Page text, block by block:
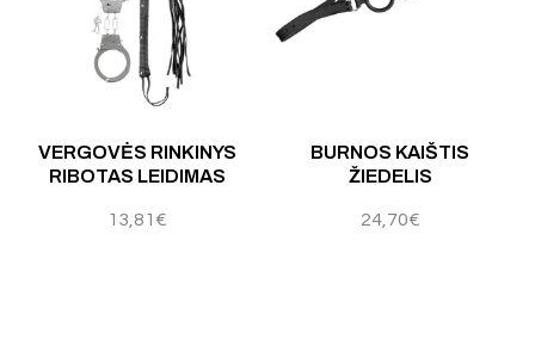
VERGOVĖS RINKINYS
RIBOTAS LEIDIMAS
13,81 €
BURNOS KAIŠTIS
ŽIEDELIS
24,70€